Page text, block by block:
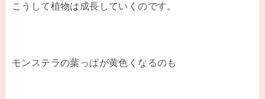
こうして植物は成長していくのです。
モンステラの葉っぱが黄色くなるのも